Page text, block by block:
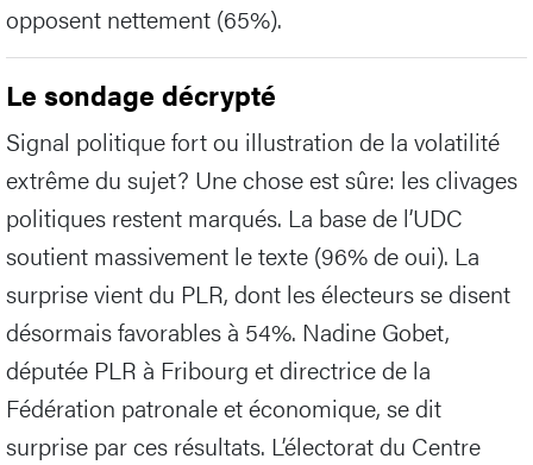
opposent nettement (65%).
Le sondage décrypté
Signal politique fort ou illustration de la volatilité
extrême du sujet? Une chose est sûre: les clivages
politiques restent marqués. La base de l’UDC
soutient massivement le texte (96% de oui). La
surprise vient du PLR, dont les électeurs se disent
désormais favorables à 54%. Nadine Gobet,
députée PLR à Fribourg et directrice de la
Fédération patronale et économique, se dit
surprise par ces résultats. L’électorat du Centre